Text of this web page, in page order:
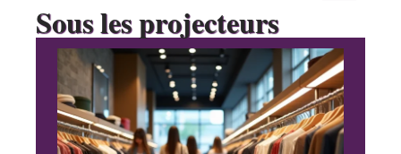
Sous les projecteurs